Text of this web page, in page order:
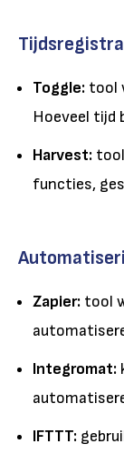
Toggle: tool
Hoeveel tijd
Harvest:
functies,
Zapier: tool
Integromat:
IFTTT: